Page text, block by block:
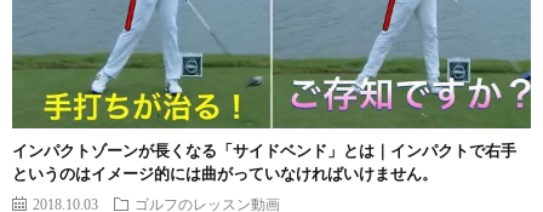
インパクトゾーンが長くなる「サイドベンド」とは｜インパクトで右手
というのはイメージ的には曲がっていなければいけません。
2018.10.03 ゴルフのレッスン動画